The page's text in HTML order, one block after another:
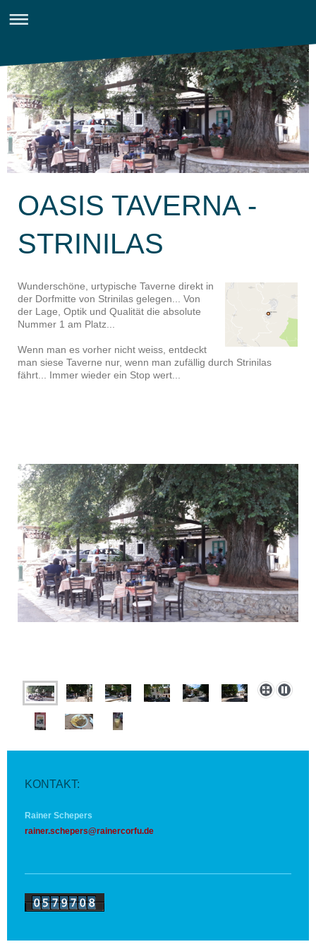
OASIS TAVERNA -
STRINILAS
Wunderschöne, urtypische Taverne direkt in
der Dorfmitte von Strinilas gelegen... Von
der Lage, Optik und Qualität die absolute
Nummer 1 am Platz...
Wenn man es vorher nicht weiss, entdeckt
man siese Taverne nur, wenn man zufällig durch Strinilas
fährt... Immer wieder ein Stop wert...
KONTAKT:
Rainer Schepers
rainer.schepers@rainercorfu.de